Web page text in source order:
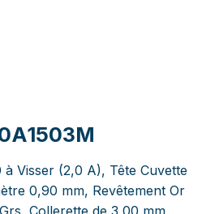
à Visser (2,0 A), Tête Cuvette
0,90 mm, Revêtement Or
Collerette de 3,00 mm